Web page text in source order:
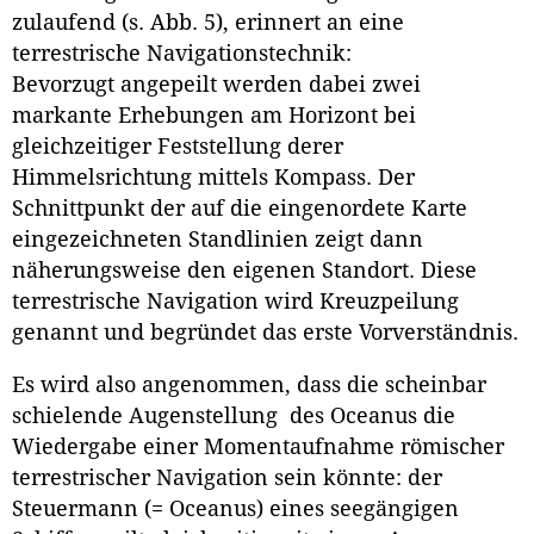
zulaufend (s. Abb. 5), erinnert an eine
terrestrische Navigationstechnik:
Bevorzugt angepeilt werden dabei zwei
markante Erhebungen am Horizont bei
gleichzeitiger Feststellung derer
Himmelsrichtung mittels Kompass. Der
Schnittpunkt der auf die eingenordete Karte
eingezeichneten Standlinien zeigt dann
näherungsweise den eigenen Standort. Diese
terrestrische Navigation wird Kreuzpeilung
genannt und begründet das erste Vorverständnis.
Es wird also angenommen, dass die scheinbar
schielende Augenstellung des Oceanus die
Wiedergabe einer Momentaufnahme römischer
terrestrischer Navigation sein könnte: der
Steuermann (= Oceanus) eines seegängigen